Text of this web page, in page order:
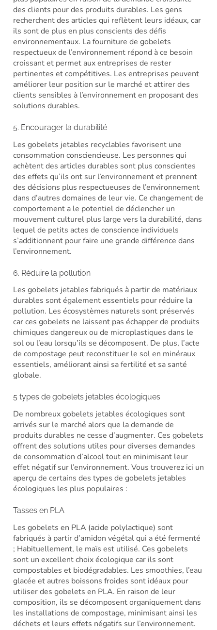
des clients pour des produits durables. Les gens
recherchent des articles qui reflètent leurs idéaux, car
ils sont de plus en plus conscients des défis
environnementaux. La fourniture de gobelets
respectueux de l’environnement répond à ce besoin
croissant et permet aux entreprises de rester
pertinentes et compétitives. Les entreprises peuvent
améliorer leur position sur le marché et attirer des
clients sensibles à l’environnement en proposant des
solutions durables.
5. Encourager la durabilité
Les gobelets jetables recyclables favorisent une
consommation consciencieuse. Les personnes qui
achètent des articles durables sont plus conscientes
des effets qu’ils ont sur l’environnement et prennent
des décisions plus respectueuses de l’environnement
dans d’autres domaines de leur vie. Ce changement de
comportement a le potentiel de déclencher un
mouvement culturel plus large vers la durabilité, dans
lequel de petits actes de conscience individuels
s’additionnent pour faire une grande différence dans
l’environnement.
6. Réduire la pollution
Les gobelets jetables fabriqués à partir de matériaux
durables sont également essentiels pour réduire la
pollution. Les écosystèmes naturels sont préservés
car ces gobelets ne laissent pas échapper de produits
chimiques dangereux ou de microplastiques dans le
sol ou l’eau lorsqu’ils se décomposent. De plus, l’acte
de compostage peut reconstituer le sol en minéraux
essentiels, améliorant ainsi sa fertilité et sa santé
globale.
5 types de gobelets jetables écologiques
De nombreux gobelets jetables écologiques sont
arrivés sur le marché alors que la demande de
produits durables ne cesse d’augmenter. Ces gobelets
offrent des solutions utiles pour diverses demandes
de consommation d’alcool tout en minimisant leur
effet négatif sur l’environnement. Vous trouverez ici un
aperçu de certains des types de gobelets jetables
écologiques les plus populaires :
Tasses en PLA
Les gobelets en PLA (acide polylactique) sont
fabriqués à partir d’amidon végétal qui a été fermenté
; Habituellement, le maïs est utilisé. Ces gobelets
sont un excellent choix écologique car ils sont
compostables et biodégradables. Les smoothies, l’eau
glacée et autres boissons froides sont idéaux pour
utiliser des gobelets en PLA. En raison de leur
composition, ils se décomposent organiquement dans
les installations de compostage, minimisant ainsi les
déchets et leurs effets négatifs sur l’environnement.